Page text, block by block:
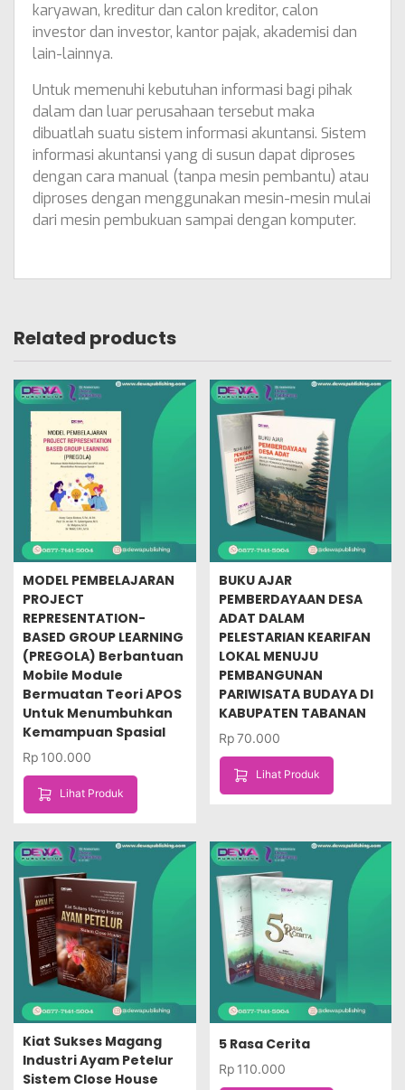
karyawan, kreditur dan calon kreditor, calon
investor dan investor, kantor pajak, akademisi dan
lain-lainnya.
Untuk memenuhi kebutuhan informasi bagi pihak
dalam dan luar perusahaan tersebut maka
dibuatlah suatu sistem informasi akuntansi. Sistem
informasi akuntansi yang di susun dapat diproses
dengan cara manual (tanpa mesin pembantu) atau
diproses dengan menggunakan mesin-mesin mulai
dari mesin pembukuan sampai dengan komputer.
Related products
MODEL PEMBELAJARAN
PROJECT
REPRESENTATION-
BASED GROUP LEARNING
(PREGOLA) Berbantuan
Mobile Module
Bermuatan Teori APOS
Untuk Menumbuhkan
Kemampuan Spasial
Rp 100.000
Lihat Produk
BUKU AJAR
PEMBERDAYAAN DESA
ADAT DALAM
PELESTARIAN KEARIFAN
LOKAL MENUJU
PEMBANGUNAN
PARIWISATA BUDAYA DI
KABUPATEN TABANAN
Rp70.000
Lihat Produk
Kiat Sukses Magang
Industri Ayam Petelur
Sistem Close House
5 Rasa Cerita
Rp 110.000